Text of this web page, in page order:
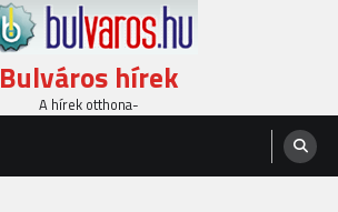
Bulváros hírek
A hírek otthona-